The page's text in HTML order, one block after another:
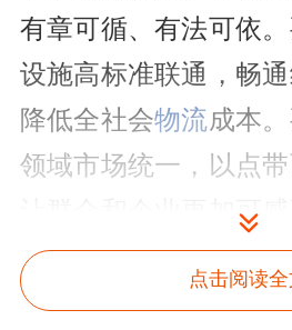
有章可循、有法可依
设施高标准联通，畅
降低全社会物流成本
领域市场统一，以点带
让群众和企业更加可
力度打通卡点堵点，
性壁垒，充分释放市场
点击阅读全